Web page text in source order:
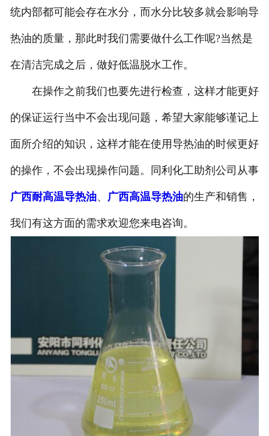
统内部都可能会存在水分，而水分比较多就会影响导
热油的质量，那此时我们需要做什么工作呢?当然是
在清洁完成之后，做好低温脱水工作。
在操作之前我们也要先进行检查，这样才能更好
的保证运行当中不会出现问题，希望大家能够谨记上
面所介绍的知识，这样才能在使用导热油的时候更好
的操作，不会出现操作问题。同利化工助剂公司从事
广西耐高温导热油、 广西高温导热油的生产和销售，
我们有这方面的需求欢迎您来电咨询。